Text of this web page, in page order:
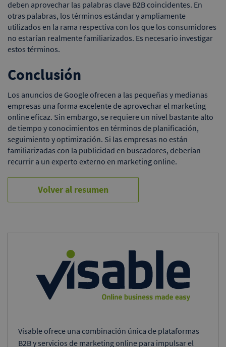
deben aprovechar las palabras clave B2B coincidentes. En
otras palabras, los términos estándar y ampliamente
utilizados en la rama respectiva con los que los consumidores
no estarían realmente familiarizados. Es necesario investigar
estos términos.
Conclusión
Los anuncios de Google ofrecen a las pequeñas y medianas
empresas una forma excelente de aprovechar el marketing
online eficaz. Sin embargo, se requiere un nivel bastante alto
de tiempo y conocimientos en términos de planificación,
seguimiento y optimización. Si las empresas no están
familiarizadas con la publicidad en buscadores, deberían
recurrir a un experto externo en marketing online.
Volver al resumen
Visable ofrece una combinación única de plataformas
B2B y servicios de marketing online para impulsar el